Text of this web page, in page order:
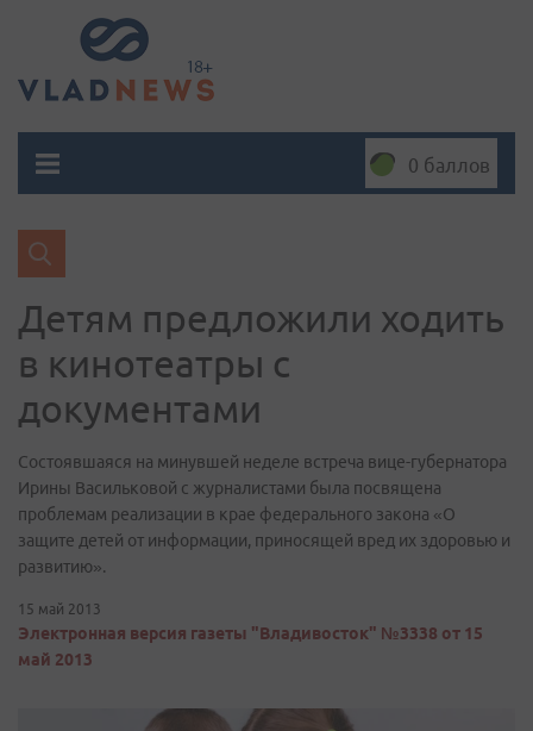
0 баллов
Детям предложили ходить
в кинотеатры с
документами
Состоявшаяся на минувшей неделе встреча вице-губернатора
Ирины Васильковой с журналистами была посвящена
проблемам реализации в крае федерального закона «О
защите детей от информации, приносящей вред их здоровью и
развитию».
15 май 2013
Электронная версия газеты "Владивосток" №3338 от 15
май 2013